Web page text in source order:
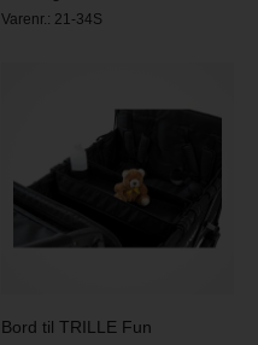
Varenr.: 21-34S
Bord til TRILLE Fun